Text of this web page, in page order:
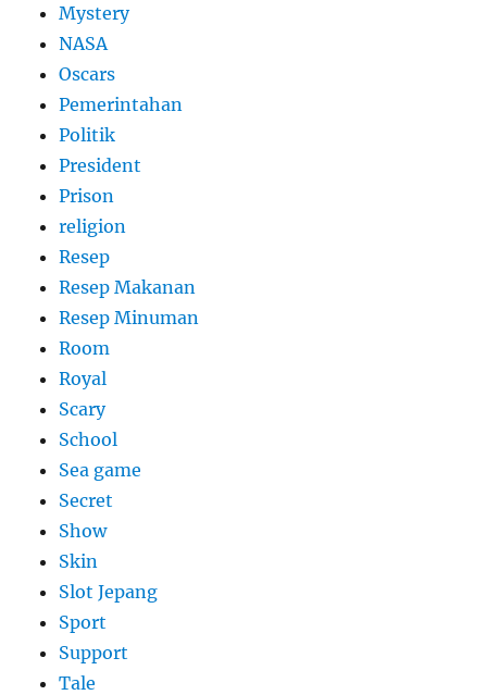
Mystery
NASA
Oscars
Pemerintahan
Politik
President
Prison
religion
Resep
Resep Makanan
Resep Minuman
Room
Royal
Scary
School
Sea game
Secret
Show
Skin
Slot Jepang
Sport
Support
Tale